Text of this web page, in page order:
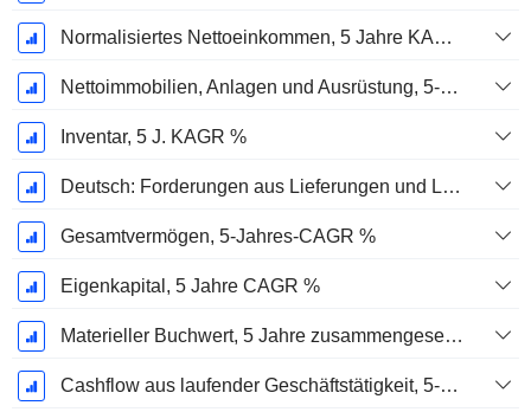
Normalisiertes Nettoeinkommen, 5 Jahre KAGR %
Nettoimmobilien, Anlagen und Ausrüstung, 5-Jahres-CAGR %
Inventar, 5 J. KAGR %
Deutsch: Forderungen aus Lieferungen und Leistungen, 5-Jahres-CAGR %
Gesamtvermögen, 5-Jahres-CAGR %
Eigenkapital, 5 Jahre CAGR %
Materieller Buchwert, 5 Jahre zusammengesetzte jährliche Wachstumsrate %
Cashflow aus laufender Geschäftstätigkeit, 5-Jahres-CAGR %